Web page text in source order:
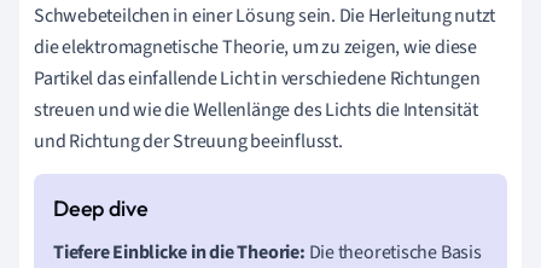
Schwebeteilchen in einer Lösung sein. Die Herleitung nutzt
die elektromagnetische Theorie, um zu zeigen, wie diese
Partikel das einfallende Licht in verschiedene Richtungen
streuen und wie die Wellenlänge des Lichts die Intensität
und Richtung der Streuung beeinflusst.
Tiefere Einblicke in die Theorie: Die theoretische Basis